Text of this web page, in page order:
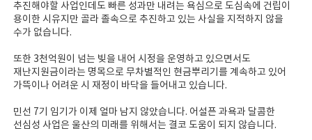
추진해야할 사업인데도 빠른 성과만 내려는 욕심으로 도심속에 건립이
용이한 시유지만 골라 졸속으로 추진하고 있는 사실을 지적하지 않을
수가 없습니다.
또한 3천억원이 넘는 빚을 내어 시정을 운영하고 있으면서도
재난지원금이라는 명목으로 무차별적인 현금뿌리기를 계속하고 있어
가뜩이나 어려운 시 재정이 바닥을 들어내고 있습니다.
민선 7기 임기가 이제 얼마 남지 않았습니다. 어설픈 과욕과 달콤한
선심성 사업은 울산의 미래를 위해서는 결코 도움이 되지 않습니다.